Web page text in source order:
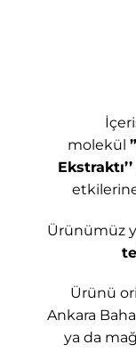
molekül
Ürünümüz
Ürünü
Ankara
ya da